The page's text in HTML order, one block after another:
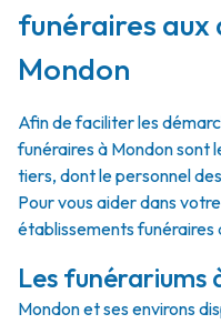
funéraires aux
Mondon
Afin de faciliter les
funéraires à Mondon sont
tiers, dont le personnel
Pour vous aider dans
établissements funéraires
Les funérariums
Mondon et ses environs